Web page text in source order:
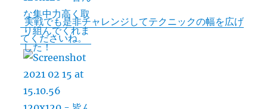
実戦でも是非チャレンジしてテクニックの幅を広げ
てくださいね。